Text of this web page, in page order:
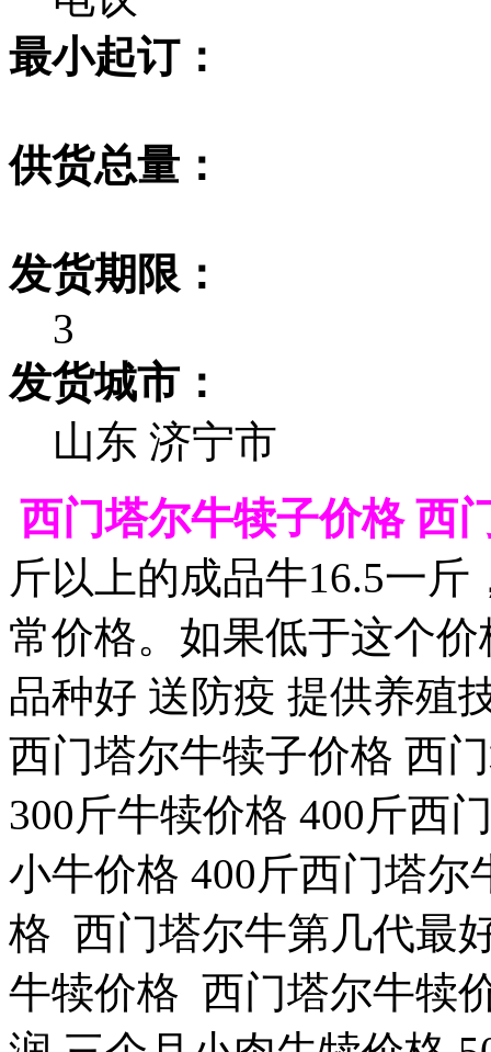
最小起订：
供货总量：
发货期限：
3
发货城市：
山东 济宁市
西门塔尔牛犊子价格 西
斤以上的成品牛16.5一
常价格。如果低于这个
品种好 送防疫 提供养殖
西门塔尔牛犊子价格 西
300斤牛犊价格 400斤西
小牛价格 400斤西门塔
格 西门塔尔牛第几代最
牛犊价格 西门塔尔牛犊